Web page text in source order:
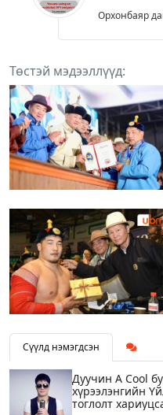
Орхонбаяр
Төстэй мэдээллүүд:
Сүүлд нэмэгдсэн
Дуучин A Cool
хүрээлэнгийн
тоглолт